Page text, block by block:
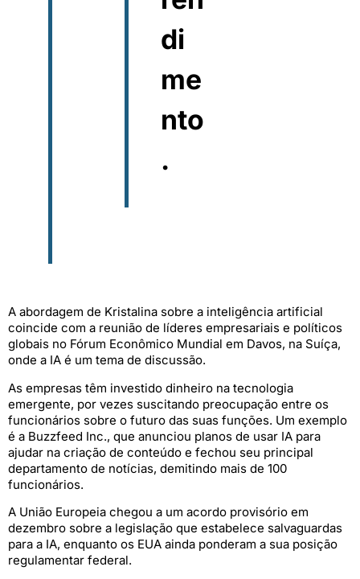
di
me
nto
.
A abordagem de Kristalina sobre a inteligência artificial
coincide com a reunião de líderes empresariais e políticos
globais no Fórum Econômico Mundial em Davos, na Suíça,
onde a IA é um tema de discussão.
As empresas têm investido dinheiro na tecnologia
emergente, por vezes suscitando preocupação entre os
funcionários sobre o futuro das suas funções. Um exemplo
é a Buzzfeed Inc., que anunciou planos de usar IA para
ajudar na criação de conteúdo e fechou seu principal
departamento de notícias, demitindo mais de 100
funcionários.
A União Europeia chegou a um acordo provisório em
dezembro sobre a legislação que estabelece salvaguardas
para a IA, enquanto os EUA ainda ponderam a sua posição
regulamentar federal.